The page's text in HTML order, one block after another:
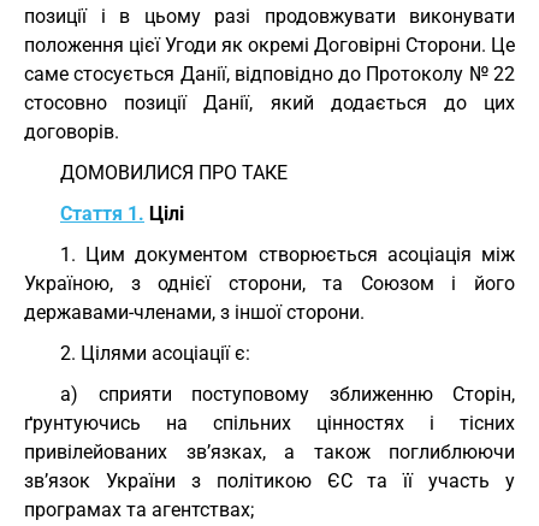
позиції і в цьому разі продовжувати виконувати
положення цієї Угоди як окремі Договірні Сторони. Це
саме стосується Данії, відповідно до Протоколу № 22
стосовно позиції Данії, який додається до цих
договорів.
ДОМОВИЛИСЯ ПРО ТАКЕ
Стаття 1. Цілі
1. Цим документом створюється асоціація між
Україною, з однієї сторони, та Союзом і його
державами-членами, з іншої сторони.
2. Цілями асоціації є:
a) сприяти поступовому зближенню Сторін,
ґрунтуючись на спільних цінностях і тісних
привілейованих зв’язках, а також поглиблюючи
зв’язок України з політикою ЄС та її участь у
програмах та агентствах;